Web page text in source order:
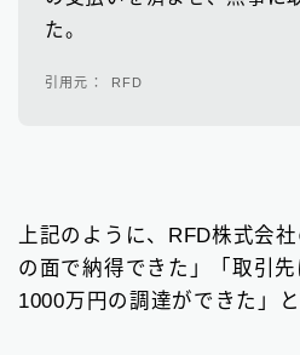
た。
RFD
上記のように、RFD株式会
の面で納得できた」「取引
1000万円の調達ができた」と